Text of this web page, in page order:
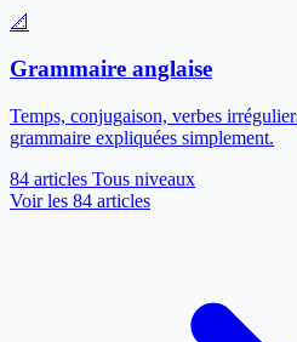
📐
Grammaire anglaise
Temps, conjugaison, verbes
grammaire expliquées simplement.
84 articles Tous niveaux
Voir les 84 articles